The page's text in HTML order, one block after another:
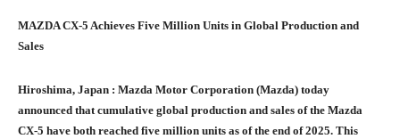
MAZDA CX-5 Achieves Five Million Units in Global Production and
Sales
Hiroshima, Japan : Mazda Motor Corporation (Mazda) today
announced that cumulative global production and sales of the Mazda
CX-5 have both reached five million units as of the end of 2025. This